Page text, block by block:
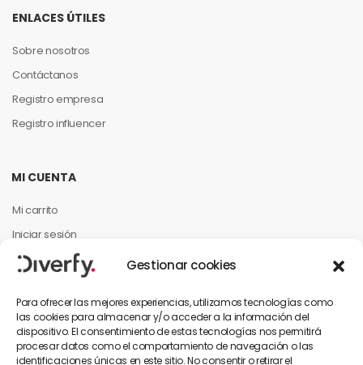
Gestionar cookies
Para ofrecer las mejores experiencias, utilizamos tecnologías como
las cookies para almacenar y/o acceder a la información del
dispositivo. El consentimiento de estas tecnologías nos permitirá
procesar datos como el comportamiento de navegación o las
identificaciones únicas en este sitio. No consentir o retirar el
ENLACES ÚTILES
Sobre nosotros
Contáctanos
Registro empresa
Registro influencer
MI CUENTA
Mi carrito
Iniciar sesión
Mi cuenta
INFORMACIÓN PARA EL CLIENTE